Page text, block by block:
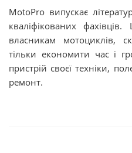
MotoPro випускає
кваліфікованих
власникам мотоциклів,
тільки економити час і
пристрій своєї техніки,
ремонт.